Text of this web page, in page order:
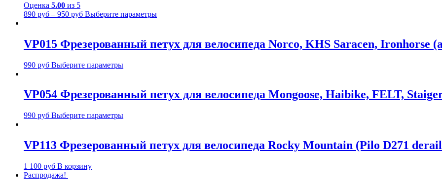
Оценка 5.00 из 5
890 руб – 950 руб Выберите параметры
VP015 Фрезерованный петух для велосипеда Norco, KHS Saracen, Ironhorse
990 руб Выберите параметры
VP054 Фрезерованный петух для велосипеда Mongoose, Haibike, FELT,
990 руб Выберите параметры
VP113 Фрезерованный петух для велосипеда Rocky Mountain (Pilo D271
1 100 руб В корзину
Распродажа!